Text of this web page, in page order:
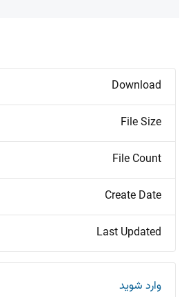
Download
File Size
File Count
Create Date
Last Updated
وارد شوید